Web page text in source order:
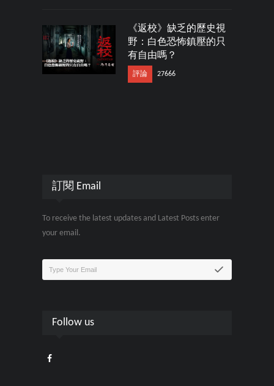
《返校》缺乏的歷史視
野：白色恐怖鎮壓的只
有自由嗎？
評論 27666
訂閱 Email
To receive the latest updates and Latest Posts enter
your email.
Follow us